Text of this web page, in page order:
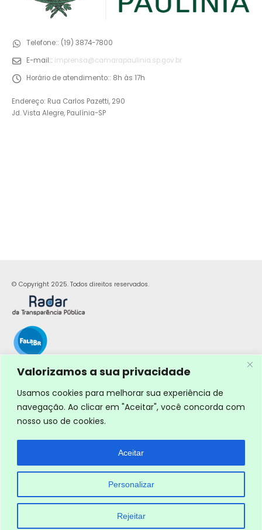
Valorizamos a sua privacidade
Usamos cookies para melhorar sua experiência de
navegação. Ao clicar em "Aceitar", você concorda com
nosso uso de cookies.
Personalizar
Rejeitar
Aceitar
Telefone:: (19) 3874-7800
E-mail:: imprensa@camarapaulinia.sp.gov.br
Horário de atendimento:: 8h às 17h
Endereço: Rua Carlos Pazetti, 290
Jd. Vista Alegre, Paulínia-SP
© Copyright 2025. Todos direitos reservados.